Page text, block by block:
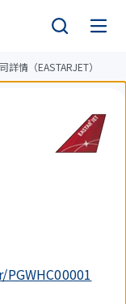
詳情（EASTARJET）